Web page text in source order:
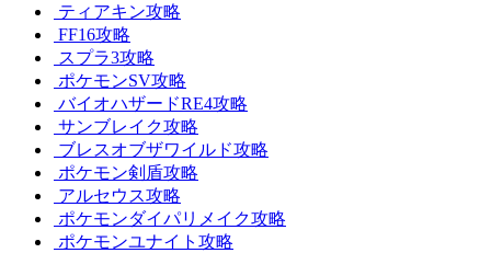
ティアキン攻略
FF16攻略
スプラ3攻略
ポケモンSV攻略
バイオハザードRE4攻略
サンブレイク攻略
ブレスオブザワイルド攻略
ポケモン剣盾攻略
アルセウス攻略
ポケモンダイパリメイク攻略
ポケモンユナイト攻略